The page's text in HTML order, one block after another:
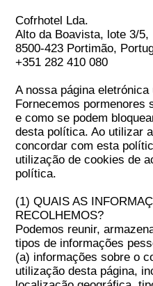
Cofrhotel Lda.
Alto da Boavista, lote 3/5,
8500-423 Portimão,
+351 282 410 080
A nossa página
Fornecemos pormenores
e como se podem
desta política. Ao utilizar
concordar com esta
utilização de cookies de
política.
(1) QUAIS AS
RECOLHEMOS?
Podemos reunir,
tipos de informações
(a) informações sobre o
utilização desta página,